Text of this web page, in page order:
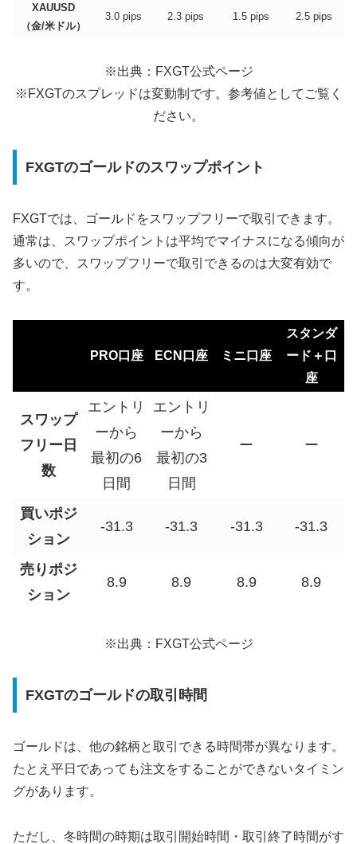
XAUUSD
（金/米ドル）
3.0pips 2.3pips 1.5 pips 2.5 pips
※出典：FXGT公式ページ
※FXGTのスプレッドは変動制です。参考値としてご覧く
ださい。
FXGTのゴールドのスワップポイント
FXGTでは、ゴールドをスワップフリーで取引できます。
通常は、スワップポイントは平均でマイナスになる傾向が
多いので、スワップフリーで取引できるのは大変有効で
す。
PRO口座 ECN口座 ミニ口座
スタンダ
ード＋口
座
スワップ
フリー日
数
エントリ
ーから
最初の6
日間
エントリ
ーから
最初の3
日間
ー ー
買いポジ
ション
-31.3 -31.3 -31.3 -31.3
売りポジ
ション
8.9 8.9 8.9 8.9
※出典：FXGT公式ページ
FXGTのゴールドの取引時間
ゴールドは、他の銘柄と取引できる時間帯が異なります。
たとえ平日であっても注文をすることができないタイミン
グがあります。
ただし、冬時間の時期は取引開始時間・取引終了時間がす